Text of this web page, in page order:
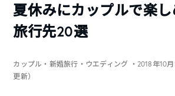
夏休みにカップルで楽
旅行先20選
カップル・新婚旅行・ウエディング ・2018年10
更新）